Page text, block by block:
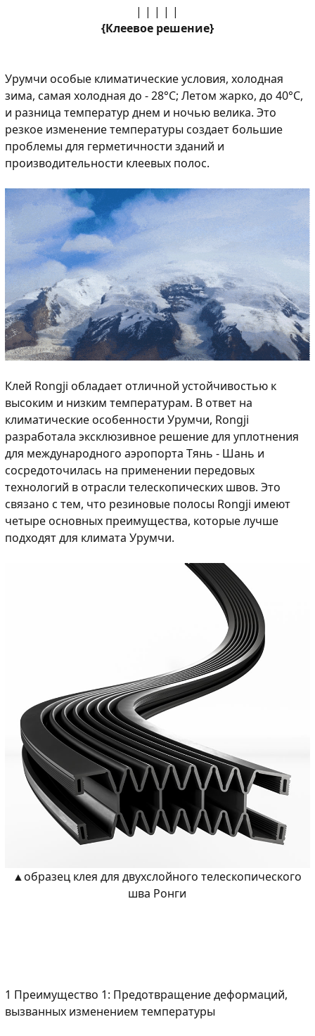
| | | | |
{Клеевое решение}
Урумчи особые климатические условия, холодная
зима, самая холодная до - 28°С; Летом жарко, до 40°C,
и разница температур днем и ночью велика. Это
резкое изменение температуры создает большие
проблемы для герметичности зданий и
производительности клеевых полос.
Клей Rongji обладает отличной устойчивостью к
высоким и низким температурам. В ответ на
климатические особенности Урумчи, Rongji
разработала эксклюзивное решение для уплотнения
для международного аэропорта Тянь - Шань и
сосредоточилась на применении передовых
технологий в отрасли телескопических швов. Это
связано с тем, что резиновые полосы Rongji имеют
четыре основных преимущества, которые лучше
подходят для климата Урумчи.
▲образец клея для двухслойного телескопического
шва Ронги
1 Преимущество 1: Предотвращение деформаций,
вызванных изменением температуры